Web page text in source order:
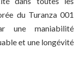
du Turanza 001
une maniabilité
et une longévité